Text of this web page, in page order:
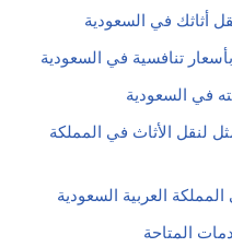
أثاثك في السعودية
تنافسية في السعودية
في السعودية
لنقل الأثاث في المملكة
العربية السعودية
المتاحة